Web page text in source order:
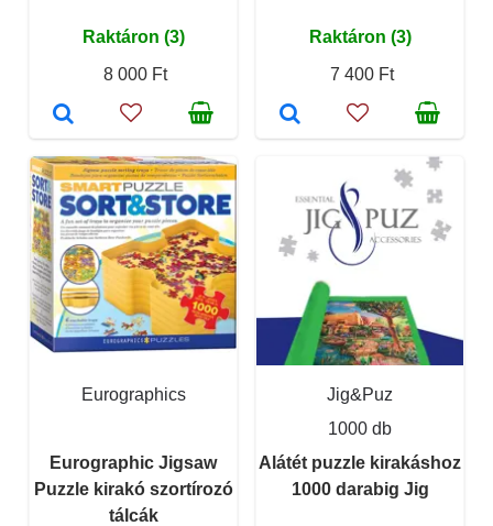
Raktáron (3)
8 000 Ft
Raktáron (3)
7 400 Ft
Eurographics
Eurographic Jigsaw
Puzzle kirakó szortírozó
tálcák
Jig&Puz
1000 db
Alátét puzzle kirakáshoz
1000 darabig Jig